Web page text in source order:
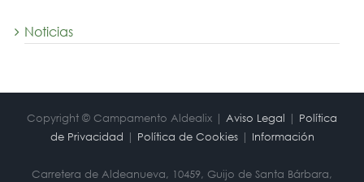
Noticias
Copyright © Campamento Aldealix | Aviso Legal | Política
de Privacidad | Política de Cookies| Información
Carretera de Aldeanueva, 10459, Guijo de Santa Bárbara,